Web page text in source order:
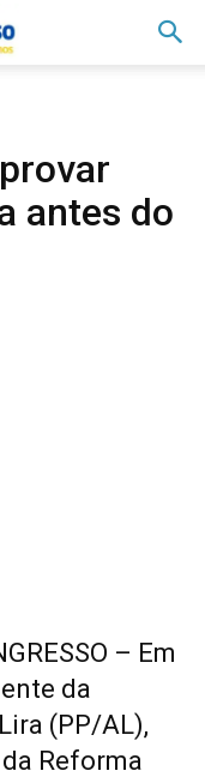
antes do
– Em
da
(PP/AL),
Reforma